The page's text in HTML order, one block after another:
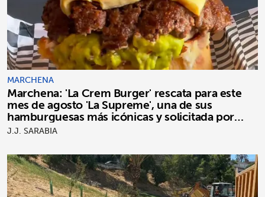
MARCHENA
Marchena: 'La Crem Burger' rescata para este
mes de agosto 'La Supreme', una de sus
hamburguesas más icónicas y solicitada por
clientes
J.J. SARABIA